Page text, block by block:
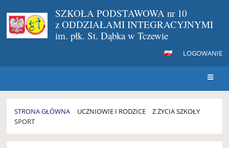
SZKOŁA PODSTAWOWA nr 10
z ODDZIAŁAMI INTEGRACYJNYMI
im. płk. St. Dąbka w Tczewie
LOGOWANIE
STRONA GŁÓWNA UCZNIOWIE I RODZICE
Z ŻYCIA SZKOŁY
SPORT